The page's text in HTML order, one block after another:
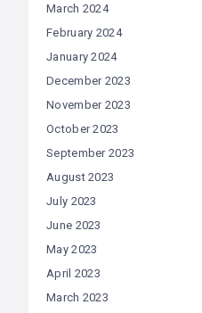
March 2024
February 2024
January 2024
December 2023
November 2023
October 2023
September 2023
August 2023
July 2023
June 2023
May 2023
April 2023
March 2023